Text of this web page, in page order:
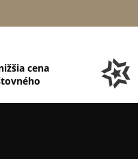
cena